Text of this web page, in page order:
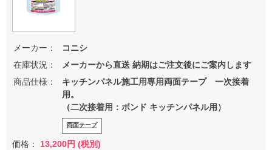
メーカー：
コニシ
在庫状況：
メーカーから直送 納期はご注文後にご案内します
商品仕様：
キッチンパネル施工用専用両面テープ 一次接着
用。
（二次接着用：ボンド キッチンパネル用）
両面テープ
価格： 13,200円 (税別)